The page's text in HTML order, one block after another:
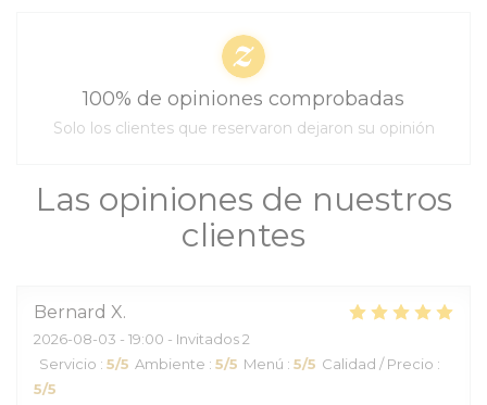
Las opiniones de nuestros
clientes
Bernard X
2026-08-03 - 19:00 - Invitados 2
Servicio : 5/5 Ambiente : 5/5 Menú : 5/5 Calidad / Precio :
5/5
100% de opiniones comprobadas
Solo los clientes que reservaron dejaron su opinión